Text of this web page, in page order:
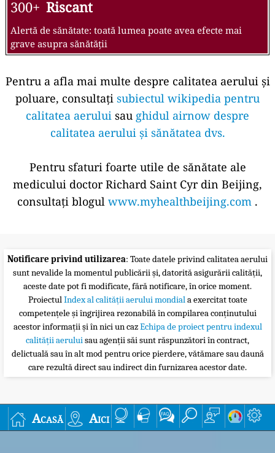
300+ Riscant
Alertă de sănătate: toată lumea poate avea efecte mai
grave asupra sănătății
Pentru a afla mai multe despre calitatea aerului și
poluare, consultați subiectul wikipedia pentru
calitatea aerului sau ghidul airnow despre
calitatea aerului și sănătatea dvs.
Pentru sfaturi foarte utile de sănătate ale
medicului doctor Richard Saint Cyr din Beijing,
consultați blogul www.myhealthbeijing.com .
Notificare privind utilizarea: Toate datele privind calitatea aerului
sunt nevalide la momentul publicării și, datorită asigurării calității,
aceste date pot fi modificate, fără notificare, în orice moment.
ProiectulIndex al calității aerului mondiala exercitat toate
competențele și îngrijirea rezonabilă în compilarea conținutului
acestor informații și în nici un cazEchipa de proiect pentru indexul
calității aeruluisau agenții săi sunt răspunzători în contract,
delictuală sau în alt mod pentru orice pierdere, vătămare sau daună
care rezultă direct sau indirect din furnizarea acestor date.
Acasă Aici